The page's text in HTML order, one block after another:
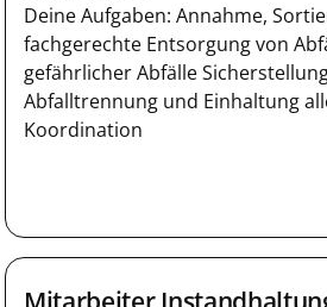
Deine Aufgaben: Annahme,
fachgerechte Entsorgung von
gefährlicher Abfälle
Abfalltrennung und Einhaltung
Koordination